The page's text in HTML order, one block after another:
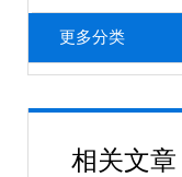
更多分类
相关文章